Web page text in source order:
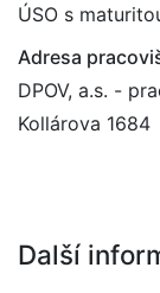
ÚSO s
Adresa
DPOV, a.s. -
Kollárova 1684
Další